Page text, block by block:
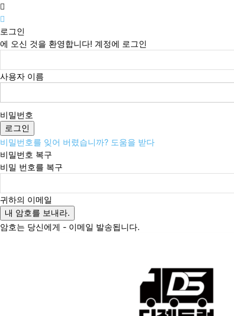
로그인
에 오신 것을 환영합니다! 계정에 로그인
사용자 이름
비밀번호
비밀번호를 잊어 버렸습니까? 도움을 받다
비밀번호 복구
비밀 번호를 복구
귀하의 이메일
암호는 당신에게 - 이메일 발송됩니다.